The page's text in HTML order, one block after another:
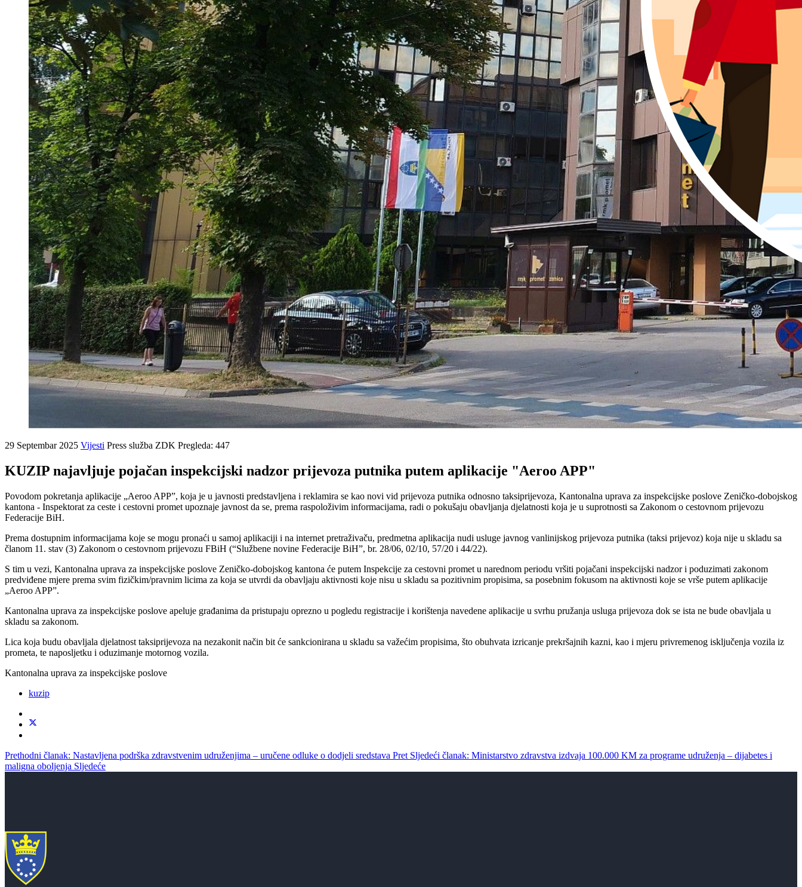
29 Septembar 2025 Vijesti Press služba ZDK Pregleda: 447
KUZIP najavljuje pojačan inspekcijski nadzor prijevoza putnika putem aplikacije "Aeroo APP"
Povodom pokretanja aplikacije „Aeroo APP”, koja je u javnosti predstavljena i reklamira se kao novi vid prijevoza putnika odnosno taksiprijevoza, Kantonalna uprava za inspekcijske poslove Zeničko-dobojskog
kantona - Inspektorat za ceste i cestovni promet upoznaje javnost da se, prema raspoloživim informacijama, radi o pokušaju obavljanja djelatnosti koja je u suprotnosti sa Zakonom o cestovnom prijevozu
Federacije BiH.
Prema dostupnim informacijama koje se mogu pronaći u samoj aplikaciji i na internet pretraživaču, predmetna aplikacija nudi usluge javnog vanlinijskog prijevoza putnika (taksi prijevoz) koja nije u skladu sa
članom 11. stav (3) Zakonom o cestovnom prijevozu FBiH (“Službene novine Federacije BiH”, br. 28/06, 02/10, 57/20 i 44/22).
S tim u vezi, Kantonalna uprava za inspekcijske poslove Zeničko-dobojskog kantona će putem Inspekcije za cestovni promet u narednom periodu vršiti pojačani inspekcijski nadzor i poduzimati zakonom
predviđene mjere prema svim fizičkim/pravnim licima za koja se utvrdi da obavljaju aktivnosti koje nisu u skladu sa pozitivnim propisima, sa posebnim fokusom na aktivnosti koje se vrše putem aplikacije
„Aeroo APP”.
Kantonalna uprava za inspekcijske poslove apeluje građanima da pristupaju oprezno u pogledu registracije i korištenja navedene aplikacije u svrhu pružanja usluga prijevoza dok se ista ne bude obavljala u
skladu sa zakonom.
Lica koja budu obavljala djelatnost taksiprijevoza na nezakonit način bit će sankcionirana u skladu sa važećim propisima, što obuhvata izricanje prekršajnih kazni, kao i mjeru privremenog isključenja vozila iz
prometa, te naposljetku i oduzimanje motornog vozila.
Kantonalna uprava za inspekcijske poslove
kuzip
Prethodni članak: Nastavljena podrška zdravstvenim udruženjima – uručene odluke o dodjeli sredstava Pret Sljedeći članak: Ministarstvo zdravstva izdvaja 100.000 KM za programe udruženja – dijabetes i
maligna oboljenja Sljedeće